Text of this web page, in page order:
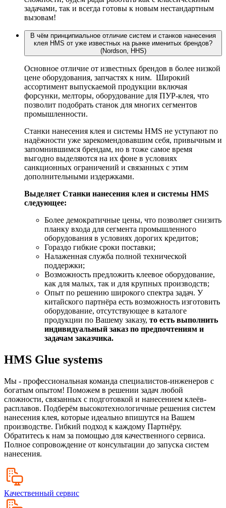
задачами, так и всегда готовы к новым нестандартным
вызовам!
В чём принципиальное отличие систем и станков нанесения
клея HMS от уже известных на рынке именитых брендов?
(Nordson, HHS)
Основное отличие от известных брендов в более низкой
цене оборудования, запчастях к ним. Широкий
ассортимент выпускаемой продукции включая
форсунки, мелторы, оборудование для ПУР-клея, что
позволит подобрать станок для многих сегментов
промышленности.
Станки нанесения клея и системы HMS не уступают по
надёжности уже зарекомендовавшим себя, привычным и
запомнившимся брендам, но в тоже самое время
выгодно выделяются на их фоне в условиях
санкционных ограничений и связанных с этим
дополнительными издержками.
Выделяет Станки нанесения клея и системы HMS
следующее:
Более демократичные цены, что позволяет снизить
планку входа для сегмента промышленного
оборудования в условиях дорогих кредитов;
Гораздо гибкие сроки поставки;
Налаженная служба полной технической
поддержки;
Возможность предложить клеевое оборудование,
как для малых, так и для крупных производств;
Опыт по решению широкого спектра задач. У
китайского партнёра есть возможность изготовить
оборудование, отсутствующее в каталоге
продукции по Вашему заказу, то есть выполнить
индивидуальный заказ по предпочтениям и
задачам заказчика.
HMS Glue systems
Мы - профессиональная команда специалистов-инженеров с
богатым опытом! Поможем в решении задач любой
сложности, связанных с подготовкой и нанесением клеёв-
расплавов. Подберём высокотехнологичные решения систем
нанесения клея, которые идеально впишутся на Вашем
производстве. Гибкий подход к каждому Партнёру.
Обратитесь к нам за помощью для качественного сервиса.
Полное сопровождение от консультации до запуска систем
нанесения.
Качественный сервис